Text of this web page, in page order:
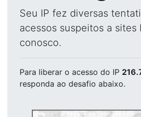
Seu IP fez diversas
acessos suspeitos a sites
conosco.
Para liberar o acesso do IP
responda ao desafio abaixo.